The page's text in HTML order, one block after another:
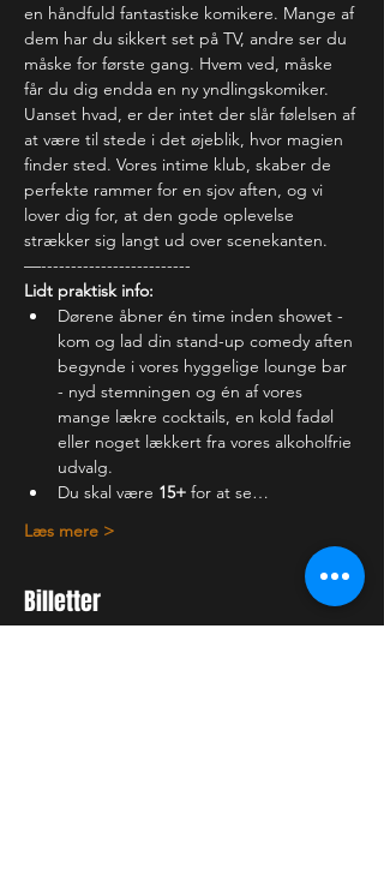
en håndfuld fantastiske komikere. Mange af
dem har du sikkert set på TV, andre ser du
måske for første gang. Hvem ved, måske
får du dig endda en ny yndlingskomiker.
Uanset hvad, er der intet der slår følelsen af
at være til stede i det øjeblik, hvor magien
finder sted. Vores intime klub, skaber de
perfekte rammer for en sjov aften, og vi
lover dig for, at den gode oplevelse
strækker sig langt ud over scenekanten.
—-------------------------
Lidt praktisk info:
Dørene åbner én time inden showet -
kom og lad din stand-up comedy aften
begynde i vores hyggelige lounge bar
- nyd stemningen og én af vores
mange lækre cocktails, en kold fadøl
eller noget lækkert fra vores alkoholfrie
udvalg.
Du skal være 15+ for at se…
Læs mere >
Billetter